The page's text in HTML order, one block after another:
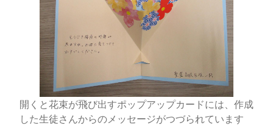
開くと花束が飛び出すポップアップカードには、作成
した生徒さんからのメッセージがつづられています